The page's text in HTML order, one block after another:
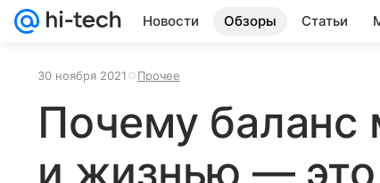
Новости Обзоры Статьи
30 ноября 2021 Прочее
Почему баланс
и жизнью — это